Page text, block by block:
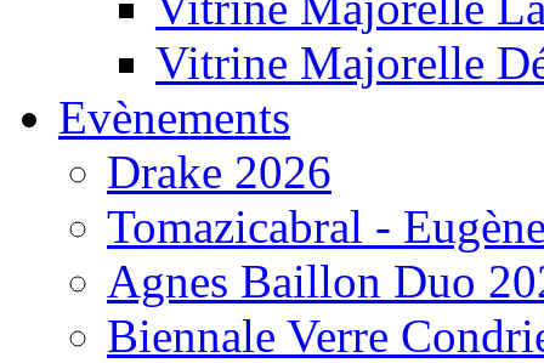
Vitrine Majorelle
Evènements
Drake 2026
Tomazicabral -
Agnes Baillon Duo
Biennale Verre